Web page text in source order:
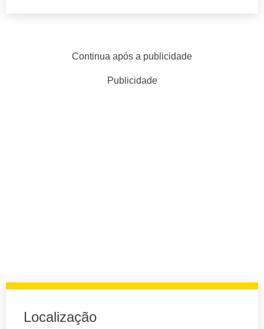
Continua após a publicidade
Publicidade
Localização